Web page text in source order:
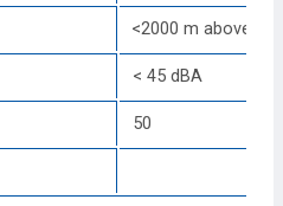
<2000 m above
< 45 dBA
50